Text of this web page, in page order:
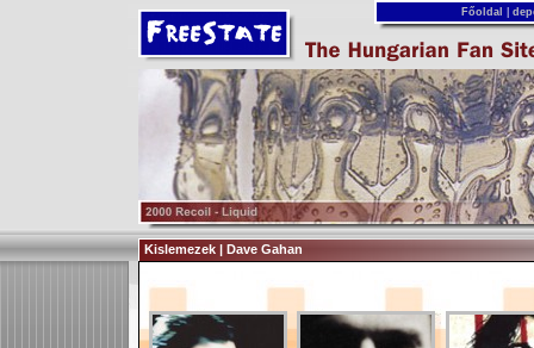
Főoldal
Kislemezek | Dave Gahan